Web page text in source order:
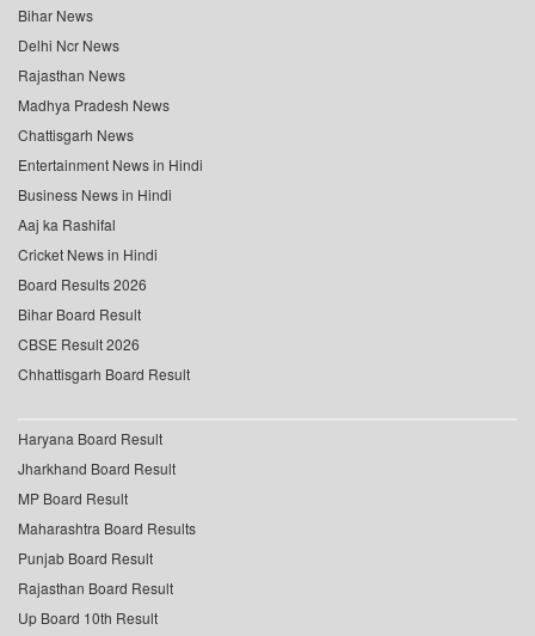
Bihar News
Delhi Ncr News
Rajasthan News
Madhya Pradesh News
Chattisgarh News
Entertainment News in Hindi
Business News in Hindi
Aaj ka Rashifal
Cricket News in Hindi
Board Results 2026
Bihar Board Result
CBSE Result 2026
Chhattisgarh Board Result
Haryana Board Result
Jharkhand Board Result
MP Board Result
Maharashtra Board Results
Punjab Board Result
Rajasthan Board Result
Up Board 10th Result